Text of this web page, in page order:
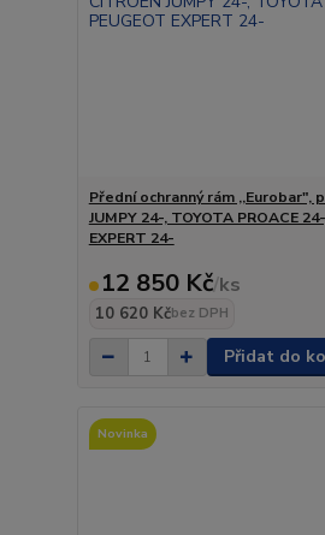
Přední ochranný rám ,,Eurobar",
JUMPY 24-, TOYOTA PROACE
EXPERT 24-
12 850 Kč/ks
10 620 Kčbez DPH
Přidat do
Novinka